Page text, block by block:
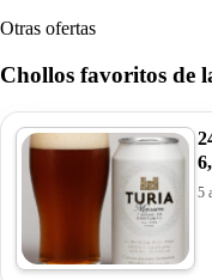
Otras ofertas
Chollos favoritos de
5